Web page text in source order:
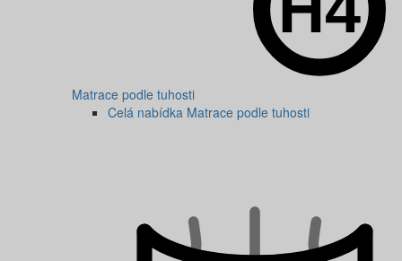
Matrace podle tuhosti
Celá nabídka Matrace podle tuhosti